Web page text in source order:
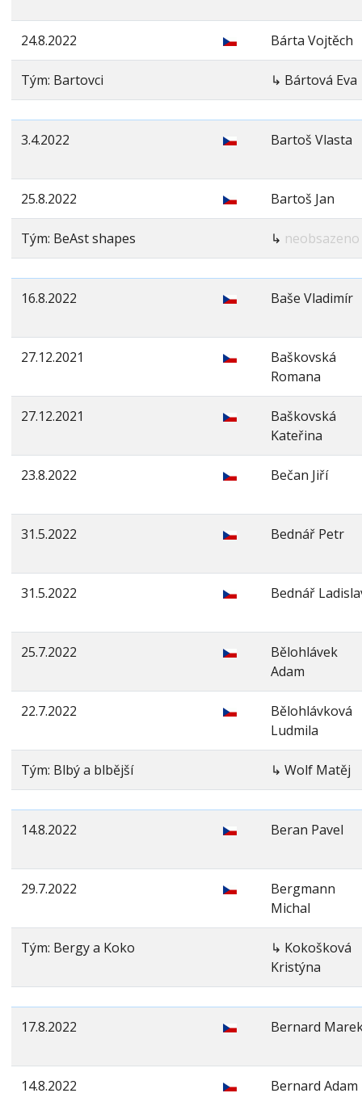
24.8.2022 Bárta Vojtěch
Tým: Bartovci ↳ Bártová Eva
3.4.2022 Bartoš Vlasta
25.8.2022 Bartoš Jan
Tým: BeAst shapes ↳ neobsazeno
16.8.2022 Baše Vladimír
27.12.2021
Baškovská
Romana
27.12.2021
Baškovská
Kateřina
23.8.2022 Bečan Jiří
31.5.2022 Bednář Petr
31.5.2022 Bednář
25.7.2022
Bělohlávek
Adam
22.7.2022
Bělohlávková
Ludmila
Tým: Blbý a blbější ↳ Wolf Matěj
14.8.2022 Beran Pavel
29.7.2022
Bergmann
Michal
Tým: Bergy a Koko
↳ Kokošková
Kristýna
17.8.2022 Bernard
14.8.2022 Bernard Adam